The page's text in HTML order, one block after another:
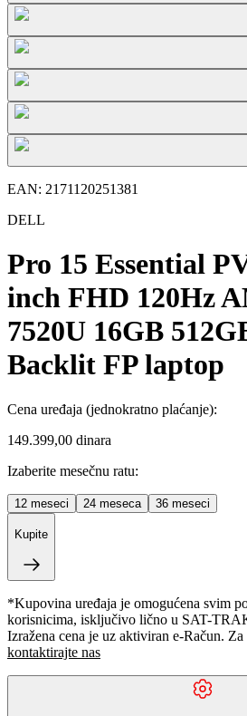
EAN: 2171120251381
DELL
Pro 15 Essential
inch FHD 120Hz
7520U 16GB
Backlit FP laptop
Cena uređaja (jednokratno plaćanje):
149.399,00 dinara
Izaberite mesečnu ratu:
12 meseci 24 meseca 36 meseci
Kupite
*Kupovina uređaja je omogućena svim
korisnicima, isključivo lično u SAT-
Izražena cena je uz aktiviran e-Račun.
kontaktirajte nas